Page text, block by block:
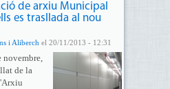
de arxiu Municipal
es trasllada al nou
i Aliberch el 20/11/2013 - 12:31
novembre,
de la